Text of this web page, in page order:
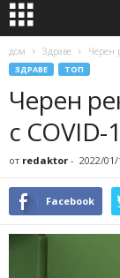
дом Здраве Черен
ЗДРАВЕ ТОП
Черен
с
от redaktor - 2022/01/
Facebook